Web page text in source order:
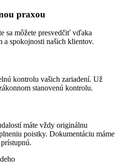
praxou
sa môžete presvedčiť vďaka
a spokojnosti našich klientov.
kontrolu vašich zariadení. Už
stanovenú kontrolu.
máte vždy originálnu
poistky. Dokumentáciu máme